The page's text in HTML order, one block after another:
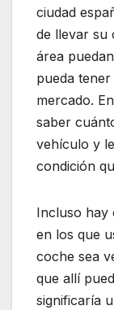
ciudad
de llevar su
área
pueda
mercado.
saber
vehículo y
condición
Incluso hay
en los que
coche sea
que allí
significaría